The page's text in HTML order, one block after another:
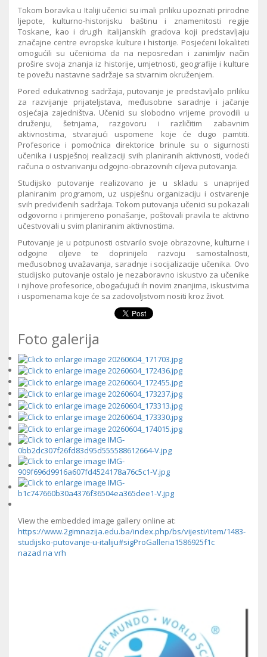
Tokom boravka u Italiji učenici su imali priliku upoznati prirodne
ljepote, kulturno-historijsku baštinu i znamenitosti regije
Toskane, kao i drugih italijanskih gradova koji predstavljaju
značajne centre evropske kulture i historije. Posjećeni lokaliteti
omogućili su učenicima da na neposredan i zanimljiv način
prošire svoja znanja iz historije, umjetnosti, geografije i kulture
te povežu nastavne sadržaje sa stvarnim okruženjem.
Pored edukativnog sadržaja, putovanje je predstavljalo priliku
za razvijanje prijateljstava, međusobne saradnje i jačanje
osjećaja zajedništva. Učenici su slobodno vrijeme provodili u
druženju, šetnjama, razgovoru i različitim zabavnim
aktivnostima, stvarajući uspomene koje će dugo pamtiti.
Profesorice i pomoćnica direktorice brinule su o sigurnosti
učenika i uspješnoj realizaciji svih planiranih aktivnosti, vodeći
računa o ostvarivanju odgojno-obrazovnih ciljeva putovanja.
Studijsko putovanje realizovano je u skladu s unaprijed
planiranim programom, uz uspješnu organizaciju i ostvarenje
svih predviđenih sadržaja. Tokom putovanja učenici su pokazali
odgovorno i primjereno ponašanje, poštovali pravila te aktivno
učestvovali u svim planiranim aktivnostima.
Putovanje je u potpunosti ostvarilo svoje obrazovne, kulturne i
odgojne ciljeve te doprinijelo razvoju samostalnosti,
međusobnog uvažavanja, saradnje i socijalizacije učenika. Ovo
studijsko putovanje ostalo je nezaboravno iskustvo za učenike
i njihove profesorice, obogaćujući ih novim znanjima, iskustvima
i uspomenama koje će sa zadovoljstvom nositi kroz život.
Foto galerija
View the embedded image gallery online at:
https://www.2gimnazija.edu.ba/index.php/bs/vijesti/item/1483-
studijsko-putovanje-u-italiju#sigProGalleria1586925f1c
nazad na vrh